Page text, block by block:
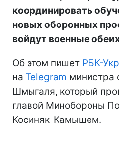
координировать
новых оборонных
войдут военные
Об этом пишет РБК-
на Telegram министра
Шмыгаля, который
главой Минобороны
Косиняк-Камышем.